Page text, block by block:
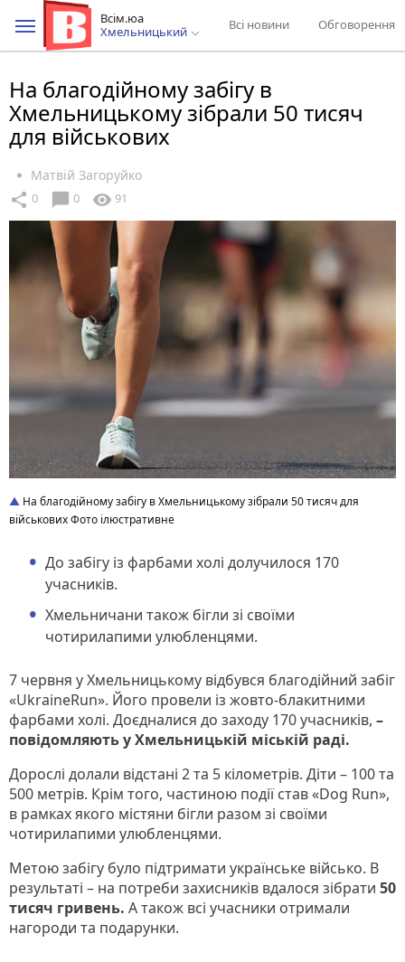
Всім.юа
Хмельницький
Всі новини Обговорення
На благодійному забігу в
Хмельницькому зібрали 50 тисяч
для військових
Матвій Загоруйко
share 0 chat_bubble 0 visibility 91
На благодійному забігу в Хмельницькому зібрали 50 тисяч для
військових Фото ілюстративне
До забігу із фарбами холі долучилося 170
учасників.
Хмельничани також бігли зі своїми
чотирилапими улюбленцями.
7 червня у Хмельницькому відбувся благодійний забіг
«UkraineRun». Його провели із жовто-блакитними
фарбами холі. Доєдналися до заходу 170 учасників, –
повідомляють у Хмельницькій міській раді.
Дорослі долали відстані 2 та 5 кілометрів. Діти – 100 та
500 метрів. Крім того, частиною події став «Dog Run»,
в рамках якого містяни бігли разом зі своїми
чотирилапими улюбленцями.
Метою забігу було підтримати українське військо. В
результаті – на потреби захисників вдалося зібрати 50
тисяч гривень. А також всі учасники отримали
нагороди та подарунки.